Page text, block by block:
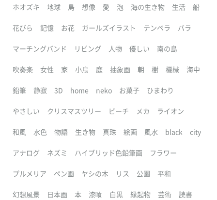
ホオズキ 地球 島 想像 愛 泡 海の生き物 生活 船
花びら 記憶 お花 ガールズイラスト テンペラ バラ
マーチングバンド リビング 人物 優しい 南の島
吹奏楽 女性 家 小鳥 庭 抽象画 朝 樹 機械 海中
鉛筆 静寂 3D home neko お菓子 ひまわり
やさしい クリスマスツリー ビーチ メカ ライオン
和風 水色 物語 生き物 真珠 絵画 風水 black city
アナログ ネズミ ハイブリッド色鉛筆画 フラワー
プルメリア ペン画 ヤシの木 リス 公園 平和
幻想風景 日本画 本 漆喰 白黒 縁起物 芸術 読書